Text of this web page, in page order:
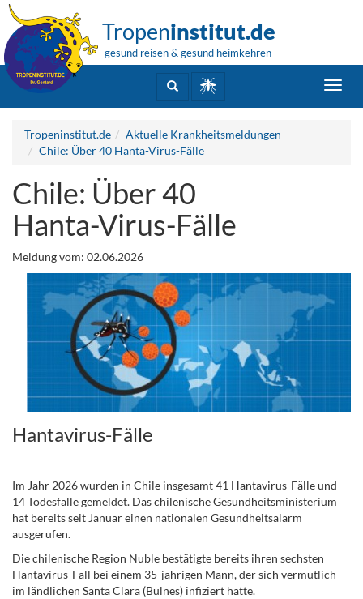
Tropeninstitut.de
gesund reisen & gesund heimkehren
Tropeninstitut.de
Aktuelle Krankheitsmeldungen
Chile: Über 40 Hanta-Virus-Fälle
Chile: Über 40
Hanta-Virus-Fälle
Meldung vom: 02.06.2026
Hantavirus-Fälle
Im Jahr 2026 wurden in Chile insgesamt 41 Hantavirus-Fälle und
14 Todesfälle gemeldet. Das chilenische Gesundheitsministerium
hat bereits seit Januar einen nationalen Gesundheitsalarm
ausgerufen.
Die chilenische Region Ñuble bestätigte bereits ihren sechsten
Hantavirus-Fall bei einem 35-jährigen Mann, der sich vermutlich
im ländlichen Santa Clara (Bulnes) infiziert hatte.